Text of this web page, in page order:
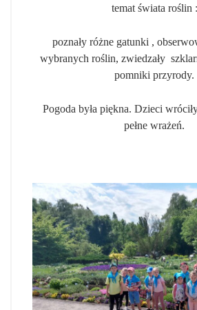
temat świata roślin :
poznały różne gatunki ,
wybranych roślin, zwiedzały
pomniki przyrody.
Pogoda była piękna. Dzieci
pełne wrażeń.